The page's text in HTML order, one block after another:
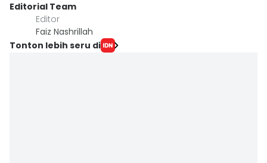
Editorial Team
Editor
Faiz Nashrillah
Tonton lebih seru di